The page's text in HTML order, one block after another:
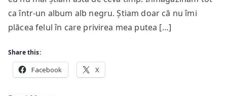
ca într-un album alb negru. Știam doar că nu îmi
plăcea felul în care privirea mea putea […]
Share this:
Facebook X